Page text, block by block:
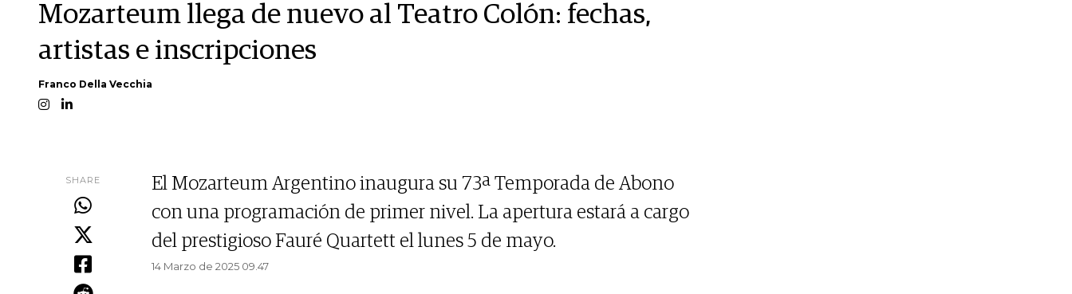
Mozarteum llega de nuevo al Teatro Colón: fechas,
artistas e inscripciones
Franco Della Vecchia
SHARE
El Mozarteum Argentino inaugura su 73ª Temporada de Abono
con una programación de primer nivel. La apertura estará a cargo
del prestigioso Fauré Quartett el lunes 5 de mayo.
14 Marzo de 2025 09.47